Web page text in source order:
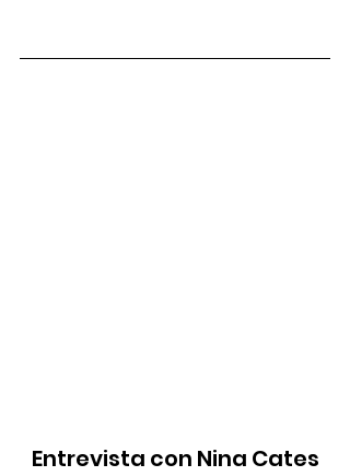
Entrevista con Nina Cates